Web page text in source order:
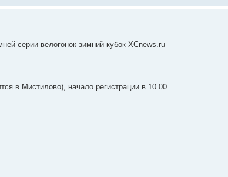
серии велогонок зимний кубок XCnews.ru
в Мистилово), начало регистрации в 10 00